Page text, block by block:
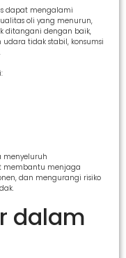
dapat mengalami
oli yang menurun,
ditangani dengan baik,
tidak stabil, konsumsi
menyeluruh
membantu menjaga
dan mengurangi risiko
dalam